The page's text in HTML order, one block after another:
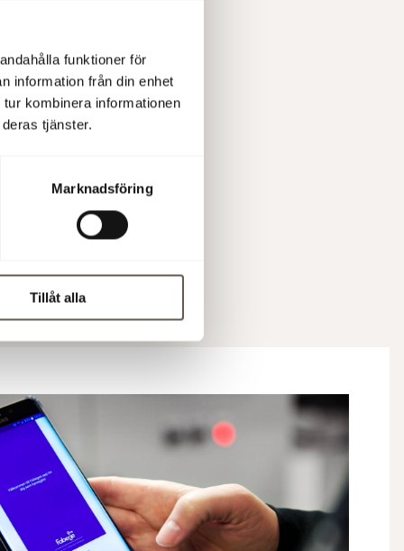
funktioner för
information från din enhet
kombinera informationen
tjänster.
Marknadsföring
Tillåt alla